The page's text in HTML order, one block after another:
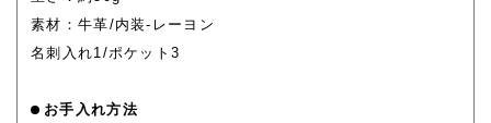
素材：牛革/内装-レーヨン
名刺入れ1/ポケット3
お手入れ方法